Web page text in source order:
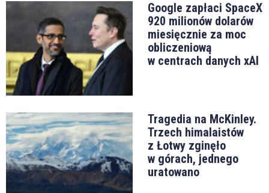
Google zapłaci SpaceX
920 milionów dolarów
miesięcznie za moc
obliczeniową
w centrach danych xAI
Tragedia na McKinley.
Trzech himalaistów
z Łotwy zginęło
w górach, jednego
uratowano